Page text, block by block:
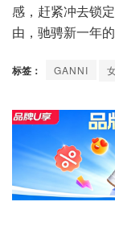
感，赶紧冲去锁
由，驰骋新一年
标签： GANNI